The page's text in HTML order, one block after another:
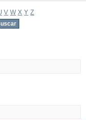
V W X Y Z